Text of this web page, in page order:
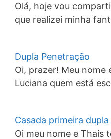
Olá, hoje vou
que realizei minha
Dupla Penetração
Oi, prazer! Meu nome
Luciana quem está
Casada primeira
Oi meu nome e Thais